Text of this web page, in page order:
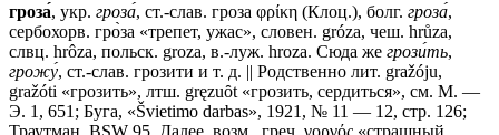
гроза́, укр. гроза́, ст.-слав. гроза φρίκη (Клоц.), болг. гроза́,
сербохорв. гро̀за «трепет, ужас», словен. gróza, чеш. hrůza,
слвц. hrôza, польск. groza, в.-луж. hroza. Сюда же грози́ть,
грожу́, ст.-слав. грозити и т. д. || Родственно лит. gražóju,
gražóti «грозить», лтш. gręzuȏt «грозить, сердиться», см. М. —
Э. 1, 651; Буга, «Švietimo darbas», 1921, № 11 — 12, стр. 126;
Траутман, BSW 95. Далее, возм., греч. γοργός «страшный,